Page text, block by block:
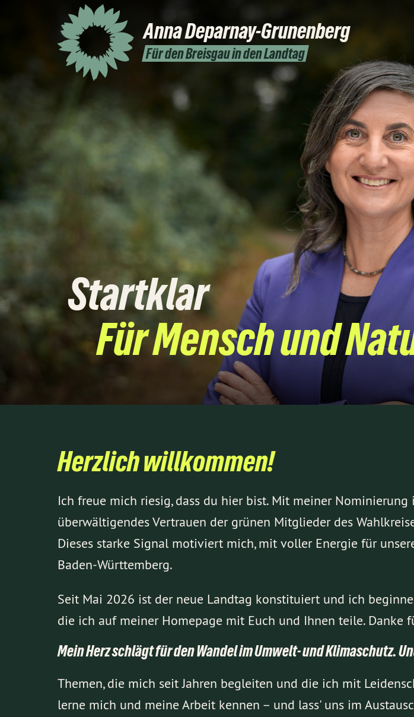
AnnaDeparnay-Grunenberg
Für den Breisgau in den Landtag
Startklar
Für Mensch und
Herzlich willkommen!
Ich freue mich riesig, dass du hier bist. Mit meiner
überwältigendes Vertrauen der grünen Mitglieder des
Dieses starke Signal motiviert mich, mit voller Energie für
Baden-Württemberg.
Seit Mai 2026 ist der neue Landtag konstituiert und ich
die ich auf meiner Homepage mit Euch und Ihnen teile. Danke
Mein Herz schlägt für den Wandel im Umwelt- und Klimaschutz.
Themen, die mich seit Jahren begleiten und die ich mit
lerne mich und meine Arbeit kennen – und lass' uns im